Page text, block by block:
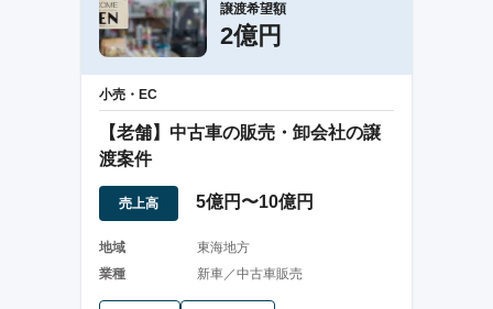
譲渡希望額
2億円
小売・EC
【老舗】中古車の販売・卸会社の譲
渡案件
売上高 5億円〜10億円
地域
東海地方
業種
新車／中古車販売